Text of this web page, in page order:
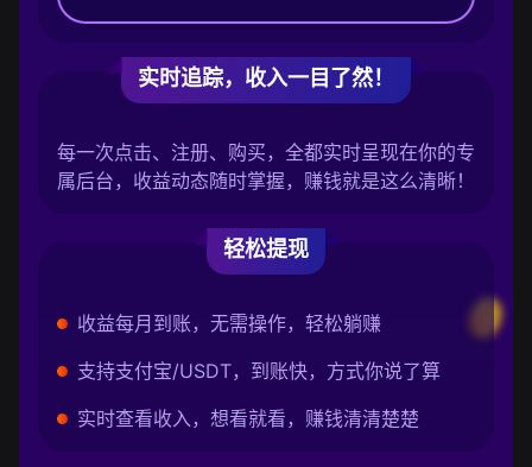
实时追踪，收入一目了然！
每一次点击、注册、购买，全都实时呈现在你的专
属后台，收益动态随时掌握，赚钱就是这么清晰！
轻松提现
收益每月到账，无需操作，轻松躺赚
支持支付宝/USDT，到账快，方式你说了算
实时查看收入，想看就看，赚钱清清楚楚